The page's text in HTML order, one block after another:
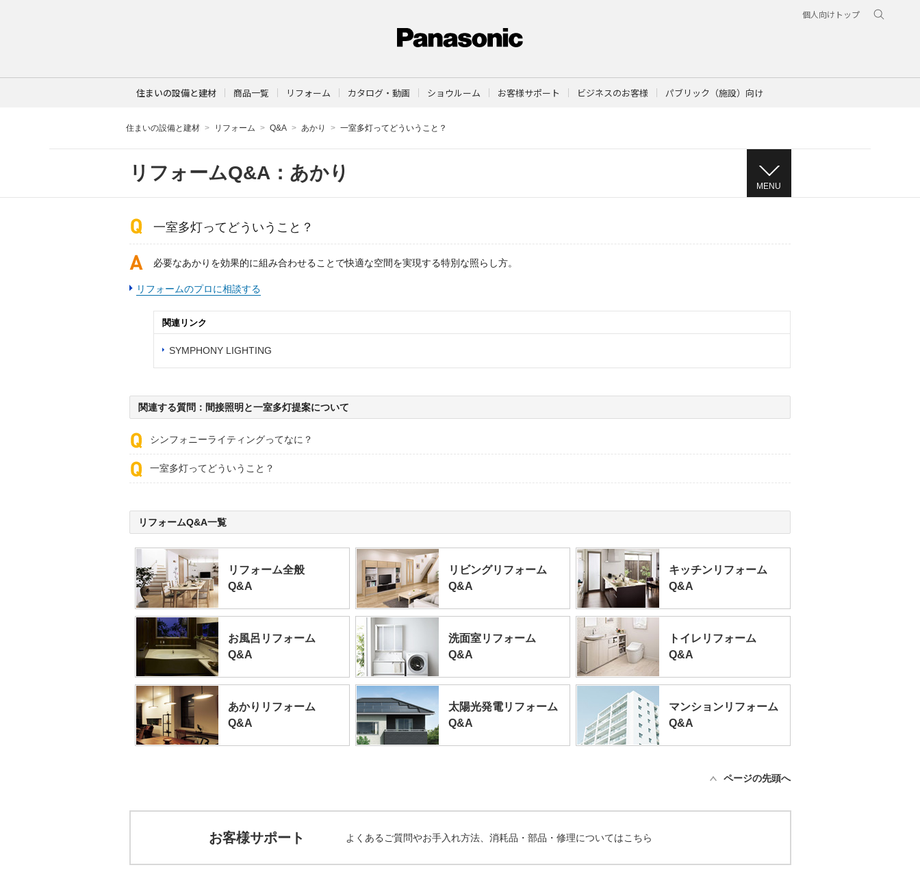
個人向けトップ
住まいの設備と建材 商品一覧 リフォーム カタログ・動画 ショウルーム お客様サポート ビジネスのお客様 パブリック（施設）向け
住まいの設備と建材 リフォーム Q&A あかり 一室多灯ってどういうこと？
リフォームQ&A：あかり
MENU
一室多灯ってどういうこと？
必要なあかりを効果的に組み合わせることで快適な空間を実現する特別な照らし方。
リフォームのプロに相談する
関連リンク
SYMPHONY LIGHTING
関連する質問：間接照明と一室多灯提案について
シンフォニーライティングってなに？
一室多灯ってどういうこと？
リフォームQ&A一覧
リフォーム全般
Q&A
リビングリフォーム
Q&A
キッチンリフォーム
Q&A
お風呂リフォーム
Q&A
洗面室リフォーム
Q&A
トイレリフォーム
Q&A
あかりリフォーム
Q&A
太陽光発電リフォーム
Q&A
マンションリフォーム
Q&A
ページの先頭へ
お客様サポート よくあるご質問やお手入れ方法、消耗品・部品・修理についてはこちら